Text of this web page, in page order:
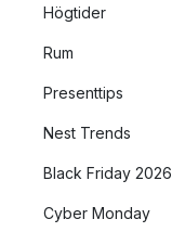
Högtider
Rum
Presenttips
Nest Trends
Black Friday 2026
Cyber Monday